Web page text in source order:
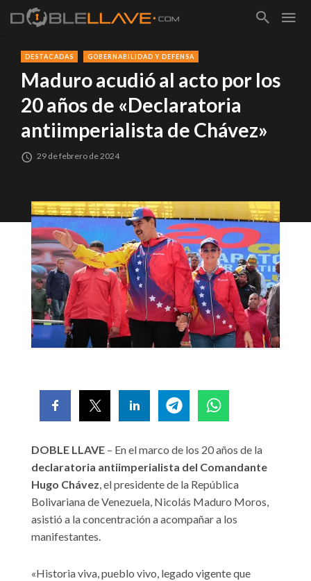
DESTACADAS GOBERNABILIDAD Y DEFENSA
Maduro acudió al acto por los
20 años de «Declaratoria
antiimperialista de Chávez»
29 de febrero de 2024
DOBLE LLAVE – En el marco de los 20 años de la
declaratoria antiimperialista del Comandante
Hugo Chávez, el presidente de la República
Bolivariana de Venezuela, Nicolás Maduro Moros,
asistió a la concentración a acompañar a los
manifestantes.
«Historia viva, pueblo vivo, legado vigente que